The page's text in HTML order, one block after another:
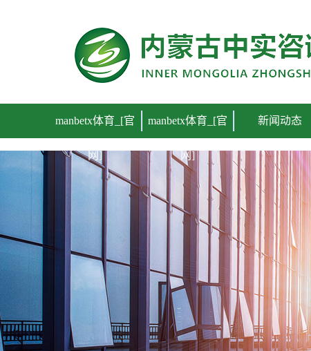
manbetx体育_[官
网]
manbetx体育_[官
网]
新闻动态